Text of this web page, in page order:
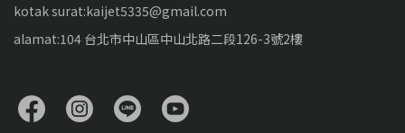
kotak surat:kaijet5335@gmail.com
alamat:104 台北市中山區中山北路二段126-3號2樓